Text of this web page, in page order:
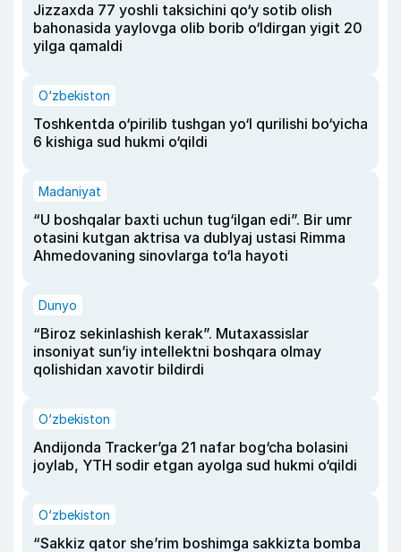
Jizzaxda 77 yoshli taksichini qo‘y sotib olish
bahonasida yaylovga olib borib o‘ldirgan yigit 20
yilga qamaldi
O‘zbekiston
Toshkentda o‘pirilib tushgan yo‘l qurilishi bo‘yicha
6 kishiga sud hukmi o‘qildi
Madaniyat
“U boshqalar baxti uchun tug‘ilgan edi”. Bir umr
otasini kutgan aktrisa va dublyaj ustasi Rimma
Ahmedovaning sinovlarga to‘la hayoti
Dunyo
“Biroz sekinlashish kerak”. Mutaxassislar
insoniyat sun’iy intellektni boshqara olmay
qolishidan xavotir bildirdi
O‘zbekiston
Andijonda Tracker’ga 21 nafar bog‘cha bolasini
joylab, YTH sodir etgan ayolga sud hukmi o‘qildi
O‘zbekiston
“Sakkiz qator she’rim boshimga sakkizta bomba